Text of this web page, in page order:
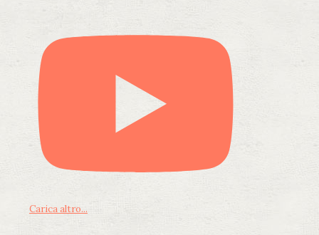
Carica altro...